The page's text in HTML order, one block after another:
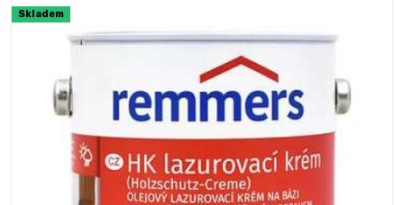
Skladem